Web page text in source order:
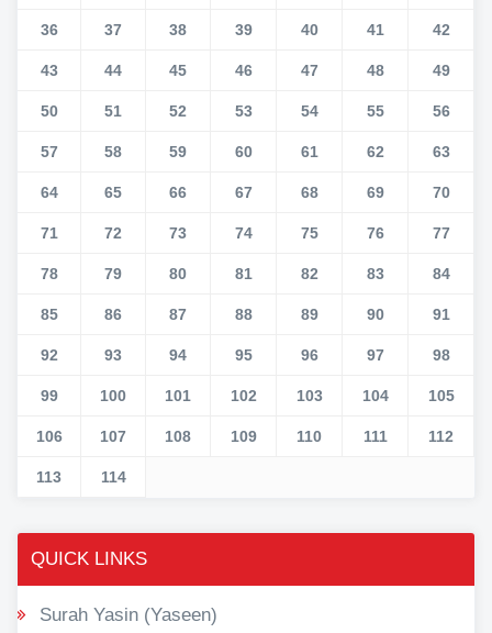
36 37 38 39 40 41 42
43 44 45 46 47 48 49
50 51 52 53 54 55 56
57 58 59 60 61 62 63
64 65 66 67 68 69 70
71 72 73 74 75 76 77
78 79 80 81 82 83 84
85 86 87 88 89 90 91
92 93 94 95 96 97 98
99 100 101 102 103 104 105
106 107 108 109 110 111 112
113 114
QUICK LINKS
Surah Yasin (Yaseen)